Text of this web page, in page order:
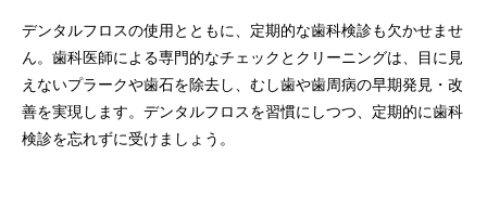
デンタルフロスの使用とともに、定期的な歯科検診も欠かせませ
ん。歯科医師による専門的なチェックとクリーニングは、目に見
えないプラークや歯石を除去し、むし歯や歯周病の早期発見・改
善を実現します。デンタルフロスを習慣にしつつ、定期的に歯科
検診を忘れずに受けましょう。